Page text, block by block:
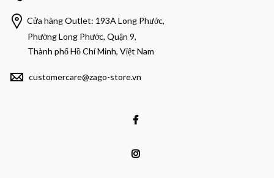
Cửa hàng Outlet: 193A Long Phước,
Phường Long Phước, Quận 9,
Thành phố Hồ Chí Minh, Việt Nam
customercare@zago-store.vn